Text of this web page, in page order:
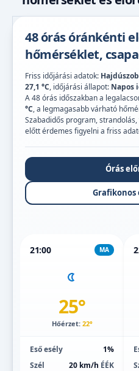
48 órás óránkénti
hőmérséklet,
Friss időjárási adatok:
27,1 °C, időjárási állapot: Napos
A 48 órás időszakban a
°C, a legmagasabb várható
Szabadidős program,
előtt érdemes figyelni a friss
Órás
Grafikonos
21:00 MA
25°
Hőérzet: 22°
Eső esély
1%
Szél
20 km/h ÉÉK